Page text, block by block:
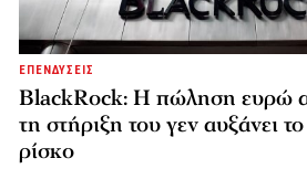
ΕΠΕΝΔΥΣΕΙΣ
BlackRock: Η πώληση ευρώ
τη στήριξη του γεν αυξάνει
ρίσκο